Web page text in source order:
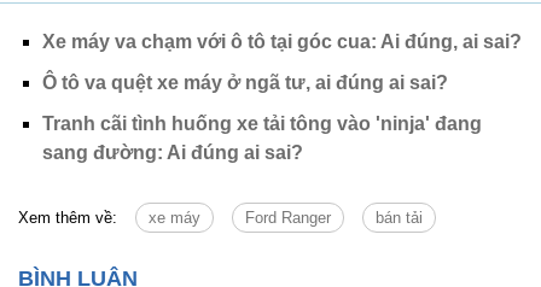
Xe máy va chạm với ô tô tại góc cua: Ai đúng, ai sai?
Ô tô va quệt xe máy ở ngã tư, ai đúng ai sai?
Tranh cãi tình huống xe tải tông vào 'ninja' đang
sang đường: Ai đúng ai sai?
Xem thêm về: xe máy Ford Ranger bán tải